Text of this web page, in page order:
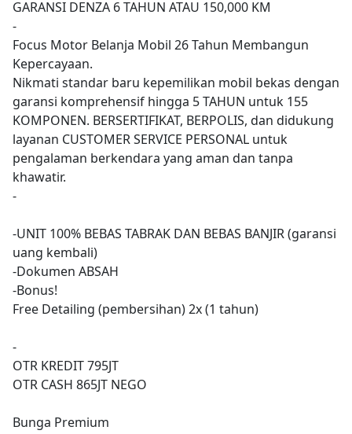
GARANSI DENZA 6 TAHUN ATAU 150,000 KM
-
Focus Motor Belanja Mobil 26 Tahun Membangun
Kepercayaan.
Nikmati standar baru kepemilikan mobil bekas dengan
garansi komprehensif hingga 5 TAHUN untuk 155
KOMPONEN. BERSERTIFIKAT, BERPOLIS, dan didukung
layanan CUSTOMER SERVICE PERSONAL untuk
pengalaman berkendara yang aman dan tanpa
khawatir.
-
-UNIT 100% BEBAS TABRAK DAN BEBAS BANJIR (garansi
uang kembali)
-Dokumen ABSAH
-Bonus!
Free Detailing (pembersihan) 2x (1 tahun)
-
OTR KREDIT 795JT
OTR CASH 865JT NEGO
Bunga Premium